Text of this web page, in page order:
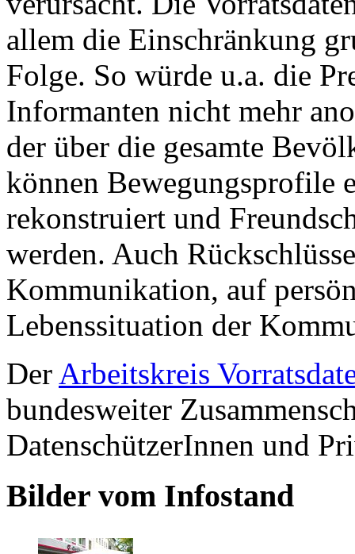
allem die Einschränkung
Folge. So würde u.a. die
Informanten nicht mehr
der über die gesamte
können Bewegungsprofile
rekonstruiert und
werden. Auch
Kommunikation, auf
Lebenssituation der
Der Arbeitskreis
bundesweiter
DatenschützerInnen und
Bilder vom Infostand